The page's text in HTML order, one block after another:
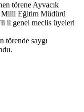
törene Ayvacık
Milli Eğitim Müdürü
il genel meclis üyeleri
törende saygı